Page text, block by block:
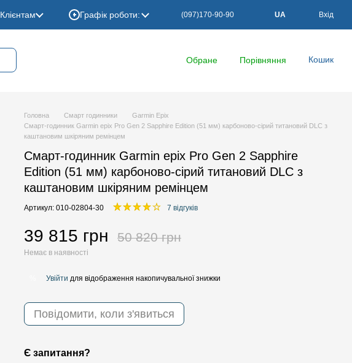
Клієнтам Графік роботи: (097)170-90-90 UA Вхід
Обране Порівняння Кошик
Головна Смарт годинники
Garmin Epix
Смарт-годинник Garmin epix Pro Gen 2 Sapphire Edition (51 мм) карбоново-сірий титановий DLC з
каштановим шкіряним ремінцем
Смарт-годинник Garmin epix Pro Gen 2 Sapphire
Edition (51 мм) карбоново-сірий титановий DLC з
каштановим шкіряним ремінцем
Артикул: 010-02804-30 7 відгуків
39 815 грн 50 820 грн
Немає в наявності
Увійти для відображення накопичувальної знижки
Повідомити, коли з'явиться
Є запитання?